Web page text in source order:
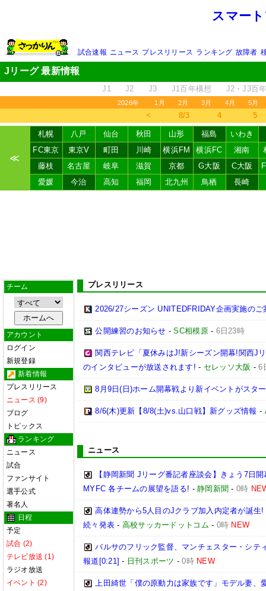
スマー
試合速報 ニュース プレスリリース ランキング 故障者
Jリーグ 最新情報
J1 J2 J3 J1百年構想 J2・J3百
2026年 1月 2月 3月 4月 5月
＜ 8/3 4 5
≪
札幌 八戸 仙台 秋田 山形 福島
いわき
FC東京
東京V 町田 川崎 横浜FM 横浜FC 湘南
藤枝
名古屋 岐阜 滋賀 京都 G大阪 C大阪
愛媛
今治 高知 福岡 北九州 鳥栖 長崎
チーム
アカウント
ログイン
新規登録
新着情報
プレスリリース
ニュース (9)
ブログ
トピックス
ランキング
ニュース
試合
ファンサイト
選手公式
著名人
日程
予定
試合 (2)
テレビ放送 (1)
ラジオ放送
イベント (2)
プレスリリース
2026/27シーズン UNITEDFRIDAY企画実施のご
公開練習のお知らせ -SC相模原- 6日23時
関西テレビ「夏休みはJ!新シーズン開幕!関西J
のインタビューが放送されます! - セレッソ大阪 -6
8月9日(日)ホーム開幕戦より新イベントがスタ
8/6(木)更新【8/8(土)vs.山口戦】新グッズ情報 -
ニュース
【静岡新聞 Jリーグ番記者座談会】きょう7日
MYFC 各チームの展望を語る! -静岡新聞 - 0時
高体連勢から5人目のJクラブ加入内定者が誕
続々発表 - 高校サッカードットコム - 0時 NEW
バルサのフリック監督、マンチェスター・シテ
報道[0:21] - 日刊スポーツ -0時 NEW
上田綺世「僕の原動力は家族です」モデル妻